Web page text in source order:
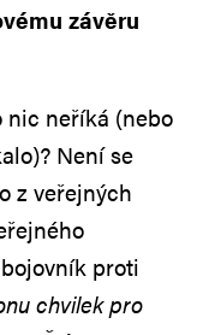
závěru
nic neříká (nebo
Není se
z veřejných
proti
chvilek pro